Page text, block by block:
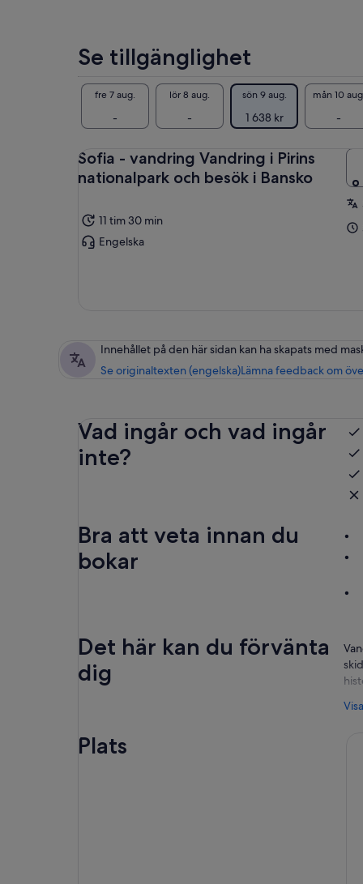
du
väljer
flera
Se tillgänglighet
fre 7 aug.
-
lör 8 aug.
-
sön 9 aug.
1 638 kr
mån 10
-
Sofia - vandring Vandring i Pirins
nationalpark och besök i Bansko
11 tim 30 min
Engelska
Innehållet på den här sidan kan ha skapats med
Se originaltexten (engelska)Lämna feedback om
Vad ingår och vad ingår
inte?
Bra att veta innan du
bokar
Det här kan du förvänta
dig
Plats